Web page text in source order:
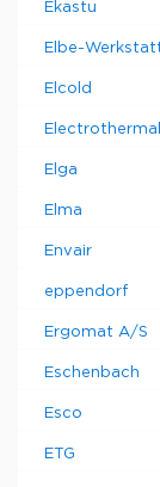
Ekastu
Elbe-
Elcold
Electrothermal
Elga
Elma
Envair
eppendorf
Ergomat A/S
Eschenbach
Esco
ETG